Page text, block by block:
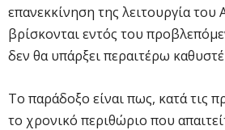
επανεκκίνηση της λειτουργία
βρίσκονται εντός του
δεν θα υπάρξει περαιτέρω
Το παράδοξο είναι πως, κατά τις
το χρονικό περιθώριο που